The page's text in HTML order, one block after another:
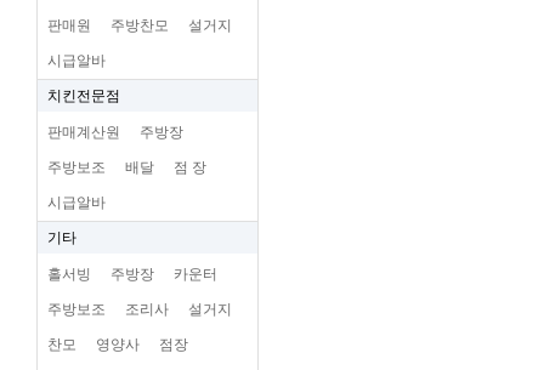
판매원 주방찬모 설거지
시급알바
치킨전문점
판매계산원 주방장
주방보조 배달 점 장
시급알바
기타
홀서빙 주방장 카운터
주방보조 조리사 설거지
찬모 영양사 점장